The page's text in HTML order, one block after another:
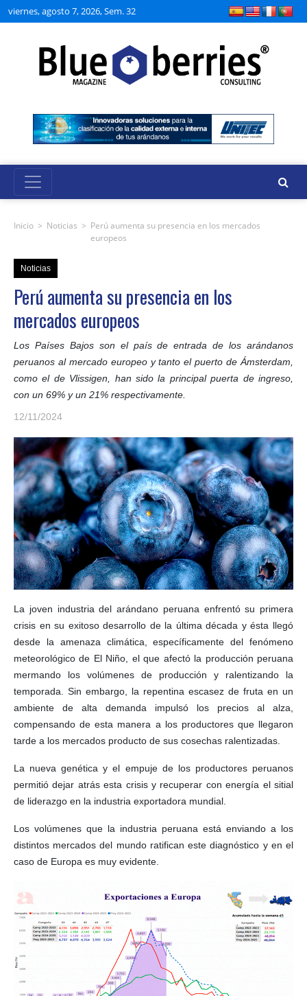
viernes, agosto 7, 2026, Sem. 32
Inicio > Noticias > Perú aumenta su presencia en los mercados
europeos
Noticias
Perú aumenta su presencia en los
mercados europeos
Los Países Bajos son el país de entrada de los arándanos
peruanos al mercado europeo y tanto el puerto de Ámsterdam,
como el de Vlissigen, han sido la principal puerta de ingreso,
con un 69% y un 21% respectivamente.
12/11/2024
La joven industria del arándano peruana enfrentó su primera
crisis en su exitoso desarrollo de la última década y ésta llegó
desde la amenaza climática, específicamente del fenómeno
meteorológico de El Niño, el que afectó la producción peruana
mermando los volúmenes de producción y ralentizando la
temporada. Sin embargo, la repentina escasez de fruta en un
ambiente de alta demanda impulsó los precios al alza,
compensando de esta manera a los productores que llegaron
tarde a los mercados producto de sus cosechas ralentizadas.
La nueva genética y el empuje de los productores peruanos
permitió dejar atrás esta crisis y recuperar con energía el sitial
de liderazgo en la industria exportadora mundial.
Los volúmenes que la industria peruana está enviando a los
distintos mercados del mundo ratifican este diagnóstico y en el
caso de Europa es muy evidente.